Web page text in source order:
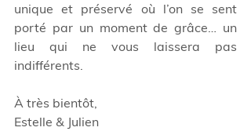
unique et préservé où l’on se sent
porté par un moment de grâce… un
lieu qui ne vous laissera pas
indifférents.
À très bientôt,
Estelle & Julien